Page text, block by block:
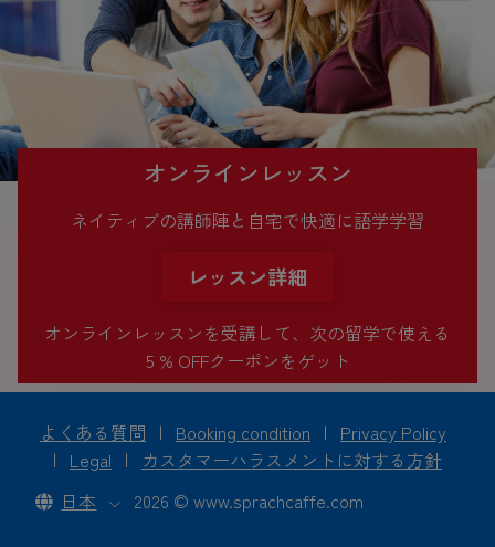
オンラインレッスン
ネイティブの講師陣と自宅で快適に語学学習
レッスン詳細
オンラインレッスンを受講して、次の留学で使える
5 % OFFクーポンをゲット
よくある質問 | Booking condition | Privacy Policy
| Legal |
カスタマーハラスメントに対する方針
日本
2026 © www.sprachcaffe.com